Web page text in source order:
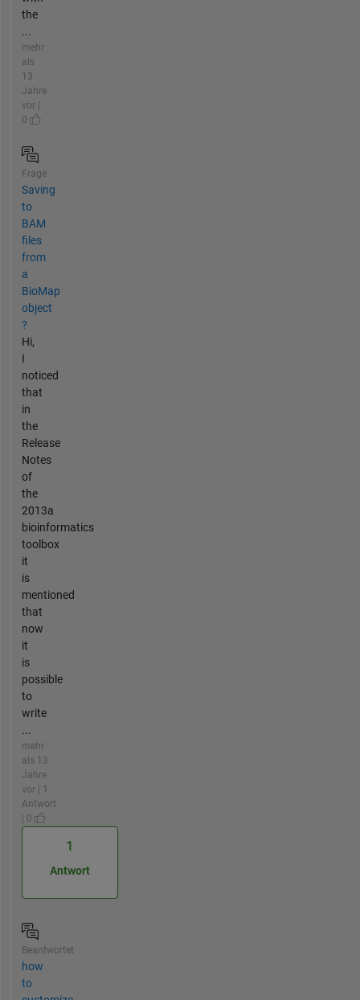
the
...
mehr
als
13
Jahre
vor |
0
Frage
Saving
to
BAM
files
from
a
BioMap
object
?
Hi,
I
noticed
that
in
the
Release
Notes
of
the
2013a
bioinformatics
toolbox
it
is
mentioned
that
now
it
is
possible
to
write
...
mehr
als 13
Jahre
vor | 1
Antwort
| 0
1
Antwort
Beantwortet
how
to